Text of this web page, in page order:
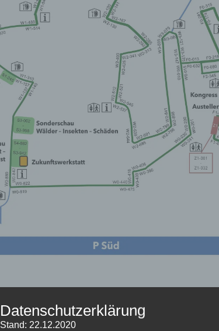
Datenschutzerklärung
Stand: 22.12.2020